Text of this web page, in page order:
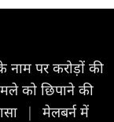
नाम पर करोड़ों की
को छिपाने की
|
मेलबर्न में